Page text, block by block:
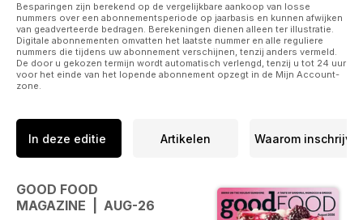
Besparingen zijn berekend op de vergelijkbare aankoop van losse
nummers over een abonnementsperiode op jaarbasis en kunnen afwijken
van geadverteerde bedragen. Berekeningen dienen alleen ter illustratie.
Digitale abonnementen omvatten het laatste nummer en alle reguliere
nummers die tijdens uw abonnement verschijnen, tenzij anders vermeld.
De door u gekozen termijn wordt automatisch verlengd, tenzij u tot 24 uur
voor het einde van het lopende abonnement opzegt in de Mijn Account-
zone.
In deze editie Artikelen Waarom
GOOD FOOD
MAGAZINE | AUG-26